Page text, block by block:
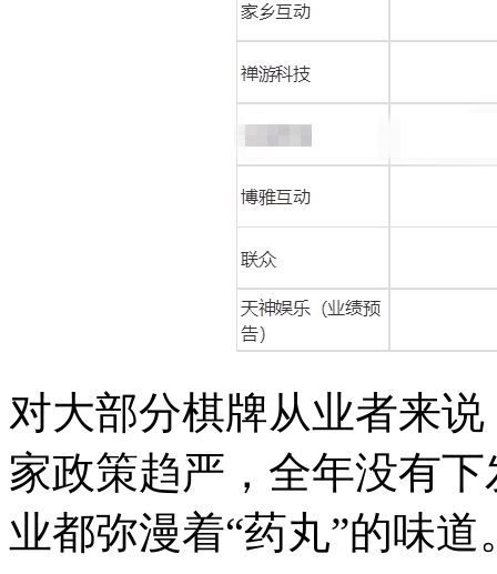
对大部分棋牌从业者来
家政策趋严，全年没有
业都弥漫着“药丸”的味道